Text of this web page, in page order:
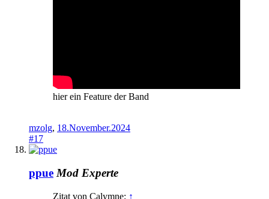
hier ein Feature der Band
mzolg, 18.November.2024
#17
ppue Mod Experte
Zitat von Calymne: ↑